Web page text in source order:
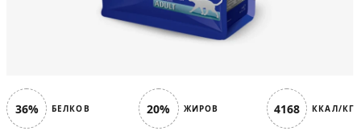
36% БЕЛКОВ 20% ЖИРОВ 4168 ККАЛ/КГ